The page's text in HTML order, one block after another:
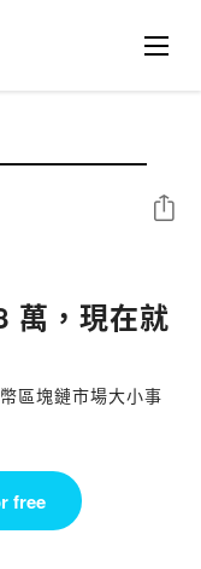
萬，現在就
區塊鏈市場大小事
Share
free